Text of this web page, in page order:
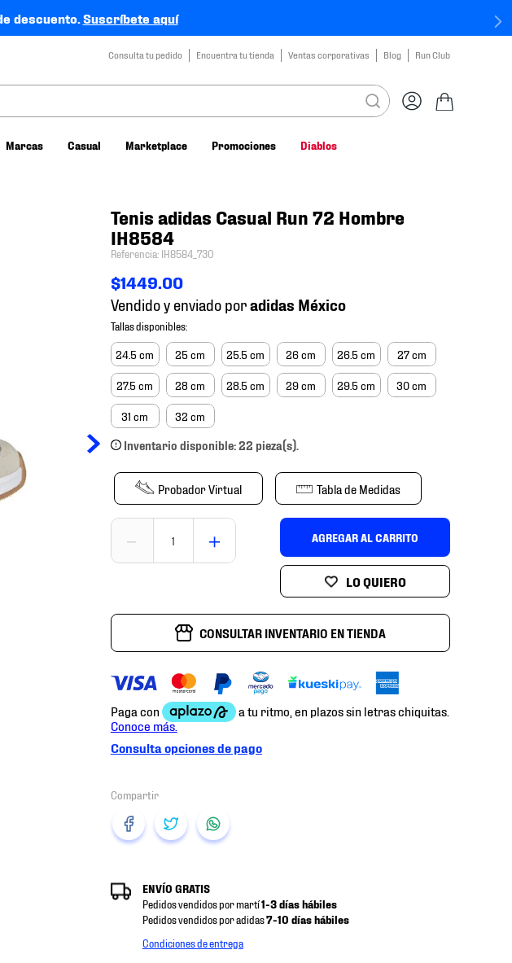
descuento.Suscríbete aquí
Consulta tu pedido Encuentra tu tienda Ventas corporativas Blog Run Club
Marcas Casual Marketplace Promociones Diablos
Tenis adidas Casual Run 72 Hombre
IH8584
Referencia: IH8584_730
$1449.00
Vendido y enviado por
24.5 cm 25 cm 25.5 cm 26 cm 26.5 cm 27 cm
27.5 cm 28 cm 28.5 cm 29 cm 29.5 cm 30 cm
31 cm 32 cm
Inventario disponible: 22 pieza(s).
Probador Virtual Tabla de Medidas
＋
－ AGREGAR AL CARRITO
CONSULTAR INVENTARIO EN TIENDA
Consulta opciones de pago
ENVÍO GRATIS
Pedidos vendidos por martí1-3 días hábiles
Pedidos vendidos por adidas7-10 días hábiles
Condiciones de entrega